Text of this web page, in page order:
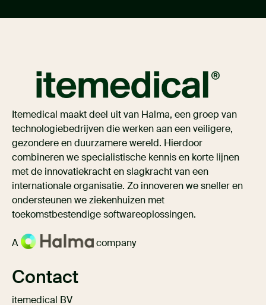
Itemedical maakt deel uit van Halma, een groep van
technologiebedrijven die werken aan een veiligere,
gezondere en duurzamere wereld. Hierdoor
combineren we specialistische kennis en korte lijnen
met de innovatiekracht en slagkracht van een
internationale organisatie. Zo innoveren we sneller en
ondersteunen we ziekenhuizen met
toekomstbestendige softwareoplossingen.
A company
Contact
itemedical BV